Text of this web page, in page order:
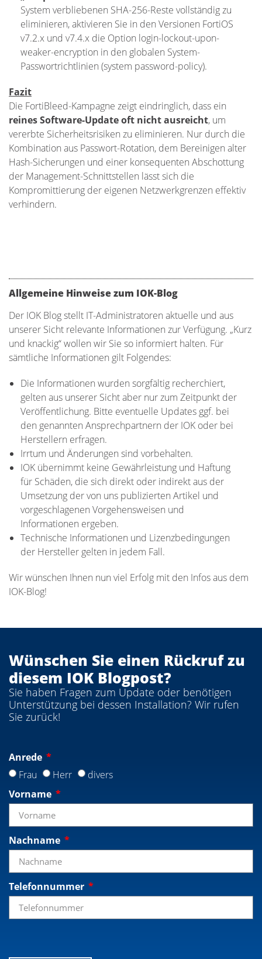
System verbliebenen SHA-256-Reste vollständig zu
eliminieren, aktivieren Sie in den Versionen FortiOS
v7.2.x und v7.4.x die Option login-lockout-upon-
weaker-encryption in den globalen System-
Passwortrichtlinien (system password-policy).
Fazit
Die FortiBleed-Kampagne zeigt eindringlich, dass ein
reines Software-Update oft nicht ausreicht, um
vererbte Sicherheitsrisiken zu eliminieren. Nur durch die
Kombination aus Passwort-Rotation, dem Bereinigen alter
Hash-Sicherungen und einer konsequenten Abschottung
der Management-Schnittstellen lässt sich die
Kompromittierung der eigenen Netzwerkgrenzen effektiv
verhindern.
Allgemeine Hinweise zum IOK-Blog
Der IOK Blog stellt IT-Administratoren aktuelle und aus
unserer Sicht relevante Informationen zur Verfügung. „Kurz
und knackig“ wollen wir Sie so informiert halten. Für
sämtliche Informationen gilt Folgendes:
Die Informationen wurden sorgfältig recherchiert,
gelten aus unserer Sicht aber nur zum Zeitpunkt der
Veröffentlichung. Bitte eventuelle Updates ggf. bei
den genannten Ansprechpartnern der IOK oder bei
Herstellern erfragen.
Irrtum und Änderungen sind vorbehalten.
IOK übernimmt keine Gewährleistung und Haftung
für Schäden, die sich direkt oder indirekt aus der
Umsetzung der von uns publizierten Artikel und
vorgeschlagenen Vorgehensweisen und
Informationen ergeben.
Technische Informationen und Lizenzbedingungen
der Hersteller gelten in jedem Fall.
Wir wünschen Ihnen nun viel Erfolg mit den Infos aus dem
IOK-Blog!
Wünschen Sie einen Rückruf zu
diesem IOK Blogpost?
Sie haben Fragen zum Update oder benötigen
Unterstützung bei dessen Installation? Wir rufen
Sie zurück!
Anrede
Frau
Herr
divers
Vorname
Nachname
Telefonnummer